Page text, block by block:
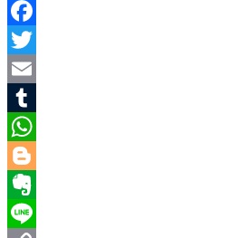
Facebook
Twitter
Email
Tumblr
WhatsApp
Blogger
Evernote